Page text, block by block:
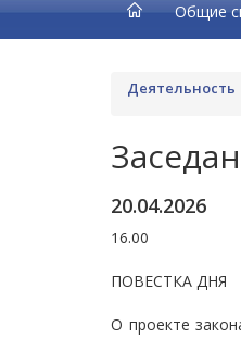
Общие
Деятельность
20.04.2026
16.00
ПОВЕСТКА ДНЯ
О проекте